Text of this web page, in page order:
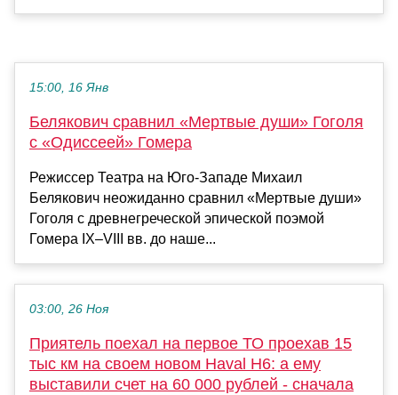
15:00, 16 Янв
Белякович сравнил «Мертвые души» Гоголя
с «Одиссеей» Гомера
Режиссер Театра на Юго-Западе Михаил
Белякович неожиданно сравнил «Мертвые души»
Гоголя с древнегреческой эпической поэмой
Гомера IX–VIII вв. до наше...
03:00, 26 Ноя
Приятель поехал на первое ТО проехав 15
тыс км на своем новом Haval H6: а ему
выставили счет на 60 000 рублей - сначала